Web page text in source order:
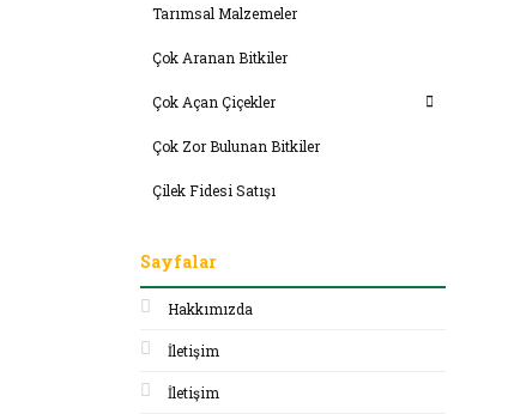
Tarımsal Malzemeler
Çok Aranan Bitkiler
Çok Açan Çiçekler
Çok Zor Bulunan Bitkiler
Çilek Fidesi Satışı
Sayfalar
Hakkımızda
İletişim
İletişim